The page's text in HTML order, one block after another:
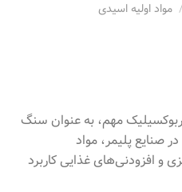
/ مواد اولیه اسیدی
مهم، به عنوان سنگ
و همچنین در صنایع پلیمر، مواد
و افزودنی‌های غذایی کاربرد